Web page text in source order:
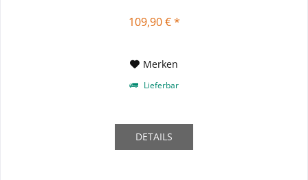
109,90 € *
Merken
Lieferbar
DETAILS